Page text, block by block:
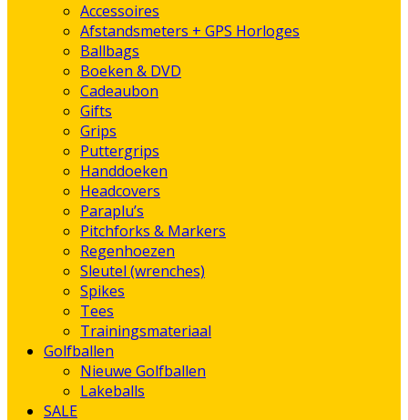
Accessoires
Afstandsmeters + GPS Horloges
Ballbags
Boeken & DVD
Cadeaubon
Gifts
Grips
Puttergrips
Handdoeken
Headcovers
Paraplu’s
Pitchforks & Markers
Regenhoezen
Sleutel (wrenches)
Spikes
Tees
Trainingsmateriaal
Golfballen
Nieuwe Golfballen
Lakeballs
SALE